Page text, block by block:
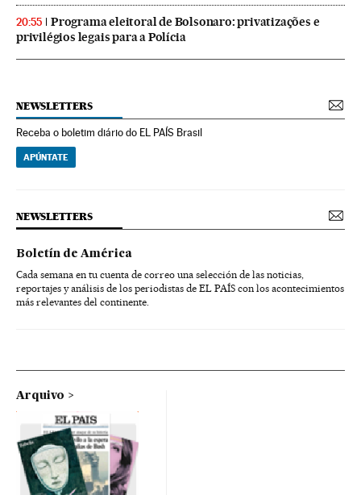
20:55
Programa eleitoral de Bolsonaro: privatizações e
privilégios legais para a Polícia
NEWSLETTERS
Receba o boletim diário do EL PAÍS Brasil
APÚNTATE
NEWSLETTERS
Boletín de América
Cada semana en tu cuenta de correo una selección de las noticias,
reportajes y análisis de los periodistas de EL PAÍS con los acontecimientos
más relevantes del continente.
Arquivo